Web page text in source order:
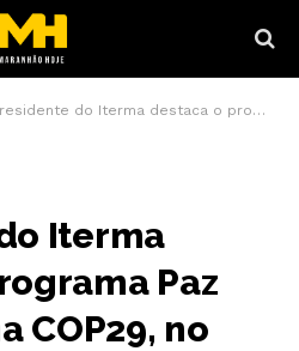
do Iterma destaca o programa Paz no Campo na COP29, no Azerbaijão
Iterma
Paz
COP29, no